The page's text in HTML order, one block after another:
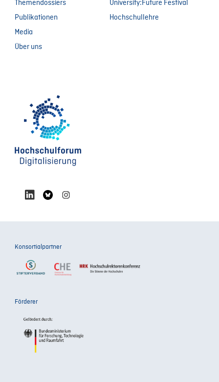
Themendossiers
Publikationen
Media
Über uns
University:Future Festival
Hochschullehre
Konsortialpartner
Förderer